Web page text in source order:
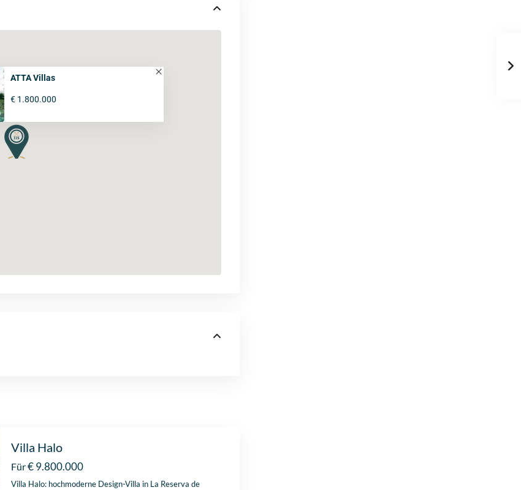
ATTA Villas
€ 1.800.000
Villa Halo
Für€ 9.800.000
Villa Halo: hochmoderne Design-Villa in La Reserva de